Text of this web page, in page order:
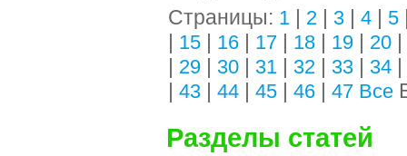
Страницы: 1 | 2 | 3 | 4 | 5
| 15 | 16 | 17 | 18 | 19 | 20 |
| 29 | 30 | 31 | 32 | 33 | 34 |
| 43 | 44 | 45 | 46 | 47 Все
Разделы статей